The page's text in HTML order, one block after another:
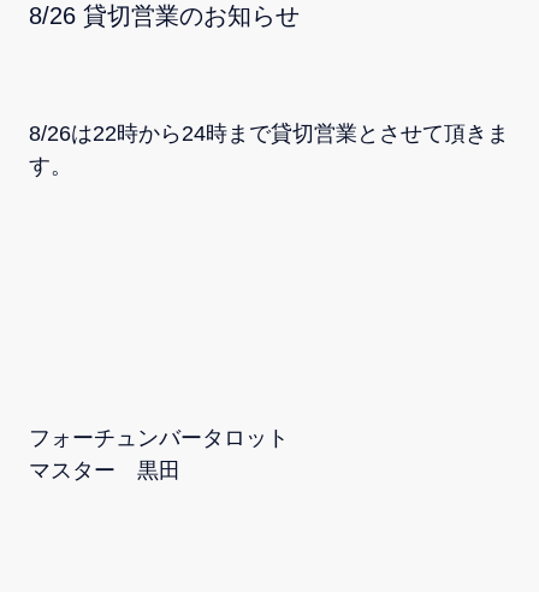
8/26 貸切営業のお知らせ
8/26は22時から24時まで貸切営業とさせて頂きま
す。
フォーチュンバータロット
マスター 黒田